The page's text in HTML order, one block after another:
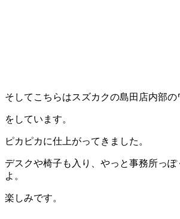
そしてこちらはスズカクの島田店内部の
をしています。
ピカピカに仕上がってきました。
デスクや椅子も入り、やっと事務所っぽ
よ。
楽しみです。